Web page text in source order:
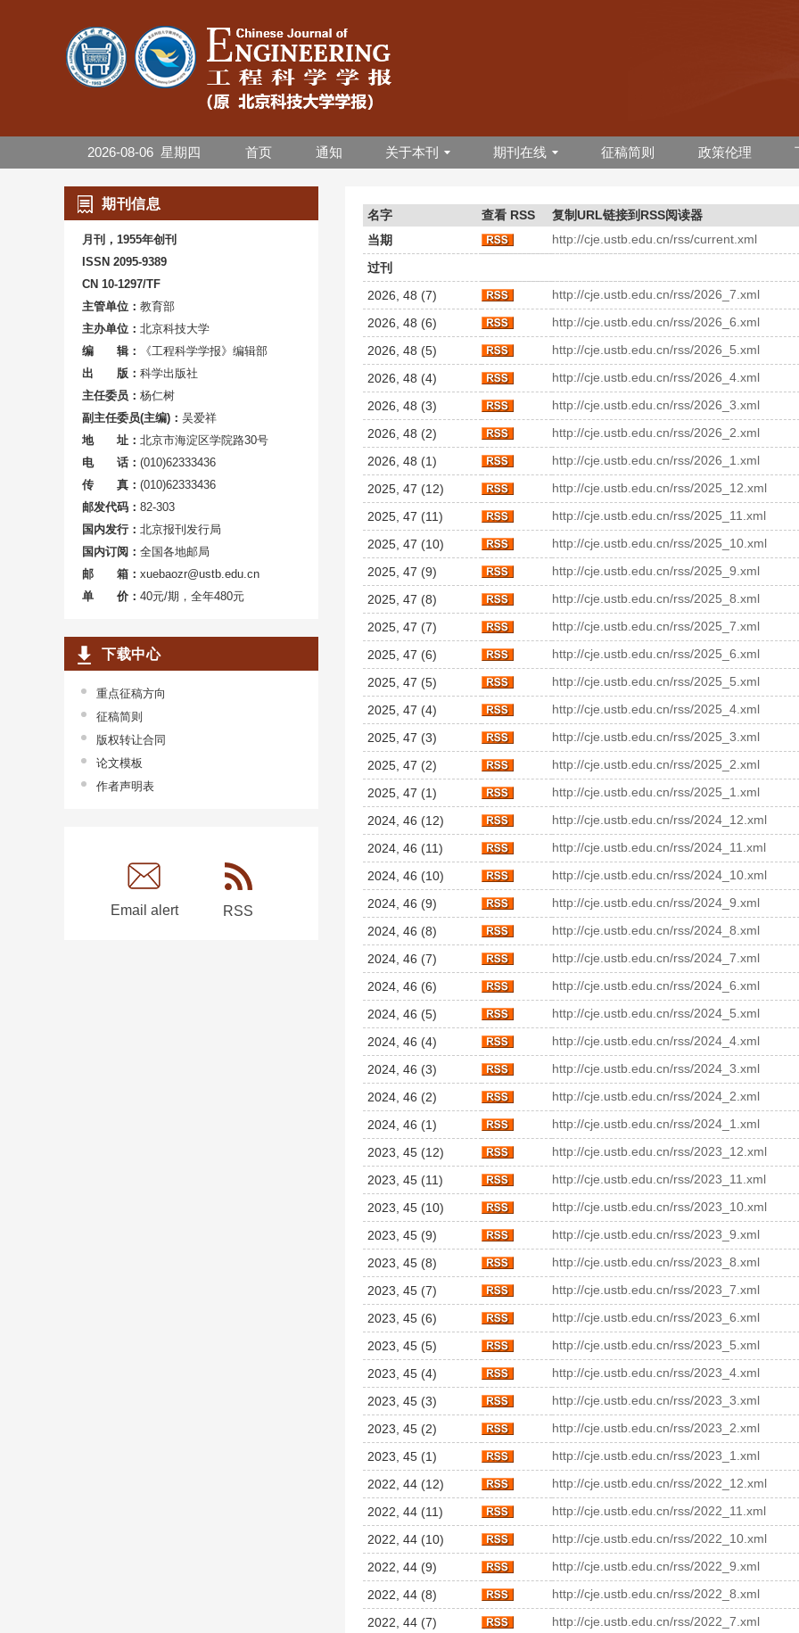
2026-08-06星期四 首页 通知 关于本刊 期刊在线 征稿简则 政策伦理
期刊信息
月刊，1955年创刊
ISSN 2095-9389
CN 10-1297/TF
主管单位： 教育部
主办单位： 北京科技大学
编 辑：
《工程科学学报》编辑部
出 版： 科学出版社
主任委员： 杨仁树
副主任委员(主编)： 吴爱祥
地 址： 北京市海淀区学院路30号
电 话： (010)62333436
传 真： (010)62333436
邮发代码： 82-303
国内发行： 北京报刊发行局
国内订阅： 全国各地邮局
邮 箱： xuebaozr@ustb.edu.cn
单 价： 40元/期，全年480元
下载中心
重点征稿方向
征稿简则
版权转让合同
论文模板
作者声明表
Email alert RSS
名字 查看 RSS
复制URL链接到RSS阅读器
当期
http://cje.ustb.edu.cn/rss/current.xml
过刊
2026, 48 (7)
http://cje.ustb.edu.cn/rss/2026_7.xml
2026, 48 (6)
http://cje.ustb.edu.cn/rss/2026_6.xml
2026, 48 (5)
http://cje.ustb.edu.cn/rss/2026_5.xml
2026, 48 (4)
http://cje.ustb.edu.cn/rss/2026_4.xml
2026, 48 (3)
http://cje.ustb.edu.cn/rss/2026_3.xml
2026, 48 (2)
http://cje.ustb.edu.cn/rss/2026_2.xml
2026, 48 (1)
http://cje.ustb.edu.cn/rss/2026_1.xml
2025, 47 (12)
http://cje.ustb.edu.cn/rss/2025_12.xml
2025, 47 (11)
http://cje.ustb.edu.cn/rss/2025_11.xml
2025, 47 (10)
http://cje.ustb.edu.cn/rss/2025_10.xml
2025, 47 (9)
http://cje.ustb.edu.cn/rss/2025_9.xml
2025, 47 (8)
http://cje.ustb.edu.cn/rss/2025_8.xml
2025, 47 (7)
http://cje.ustb.edu.cn/rss/2025_7.xml
2025, 47 (6)
http://cje.ustb.edu.cn/rss/2025_6.xml
2025, 47 (5)
http://cje.ustb.edu.cn/rss/2025_5.xml
2025, 47 (4)
http://cje.ustb.edu.cn/rss/2025_4.xml
2025, 47 (3)
http://cje.ustb.edu.cn/rss/2025_3.xml
2025, 47 (2)
http://cje.ustb.edu.cn/rss/2025_2.xml
2025, 47 (1)
http://cje.ustb.edu.cn/rss/2025_1.xml
2024, 46 (12)
http://cje.ustb.edu.cn/rss/2024_12.xml
2024, 46 (11)
http://cje.ustb.edu.cn/rss/2024_11.xml
2024, 46 (10)
http://cje.ustb.edu.cn/rss/2024_10.xml
2024, 46 (9)
http://cje.ustb.edu.cn/rss/2024_9.xml
2024, 46 (8)
http://cje.ustb.edu.cn/rss/2024_8.xml
2024, 46 (7)
http://cje.ustb.edu.cn/rss/2024_7.xml
2024, 46 (6)
http://cje.ustb.edu.cn/rss/2024_6.xml
2024, 46 (5)
http://cje.ustb.edu.cn/rss/2024_5.xml
2024, 46 (4)
http://cje.ustb.edu.cn/rss/2024_4.xml
2024, 46 (3)
http://cje.ustb.edu.cn/rss/2024_3.xml
2024, 46 (2)
http://cje.ustb.edu.cn/rss/2024_2.xml
2024, 46 (1)
http://cje.ustb.edu.cn/rss/2024_1.xml
2023, 45 (12)
http://cje.ustb.edu.cn/rss/2023_12.xml
2023, 45 (11)
http://cje.ustb.edu.cn/rss/2023_11.xml
2023, 45 (10)
http://cje.ustb.edu.cn/rss/2023_10.xml
2023, 45 (9)
http://cje.ustb.edu.cn/rss/2023_9.xml
2023, 45 (8)
http://cje.ustb.edu.cn/rss/2023_8.xml
2023, 45 (7)
http://cje.ustb.edu.cn/rss/2023_7.xml
2023, 45 (6)
http://cje.ustb.edu.cn/rss/2023_6.xml
2023, 45 (5)
http://cje.ustb.edu.cn/rss/2023_5.xml
2023, 45 (4)
http://cje.ustb.edu.cn/rss/2023_4.xml
2023, 45 (3)
http://cje.ustb.edu.cn/rss/2023_3.xml
2023, 45 (2)
http://cje.ustb.edu.cn/rss/2023_2.xml
2023, 45 (1)
http://cje.ustb.edu.cn/rss/2023_1.xml
2022, 44 (12)
http://cje.ustb.edu.cn/rss/2022_12.xml
2022, 44 (11)
http://cje.ustb.edu.cn/rss/2022_11.xml
2022, 44 (10)
http://cje.ustb.edu.cn/rss/2022_10.xml
2022, 44 (9)
http://cje.ustb.edu.cn/rss/2022_9.xml
2022, 44 (8)
http://cje.ustb.edu.cn/rss/2022_8.xml
2022, 44 (7)
http://cje.ustb.edu.cn/rss/2022_7.xml